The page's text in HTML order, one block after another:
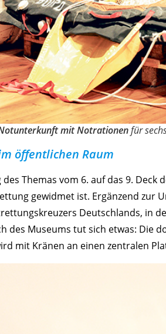
mit Notrationenfür
öffentlichen Raum
Themas vom 6. auf das 9. Deck
gewidmet ist. Ergänzend zur
Deutschlands, in
des Museums tut sich etwas: Die
mit Kränen an einen zentralen